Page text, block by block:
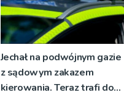
Jechał na podwójnym gazie
z sądowym zakazem
kierowania. Teraz trafi do